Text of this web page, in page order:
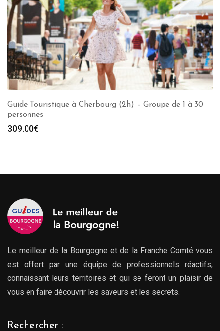
Guide Touristique à Cherbourg (2h) – Groupe de 1 à 30
personnes
309.00€
Le meilleur de la Bourgogne et de la Franche Comté vous
est offert par une équipe de professionnels réactifs,
connaissant leurs territoires et qui se feront un plaisir de
vous en faire découvrir les saveurs et les secrets.
Rechercher :